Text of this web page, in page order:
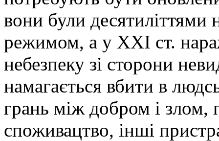
вони були
режимом, а у ХХІ ст.
небезпеку зі сторони
намагається вбити в
грань між добром і злом,
споживацтво, інші